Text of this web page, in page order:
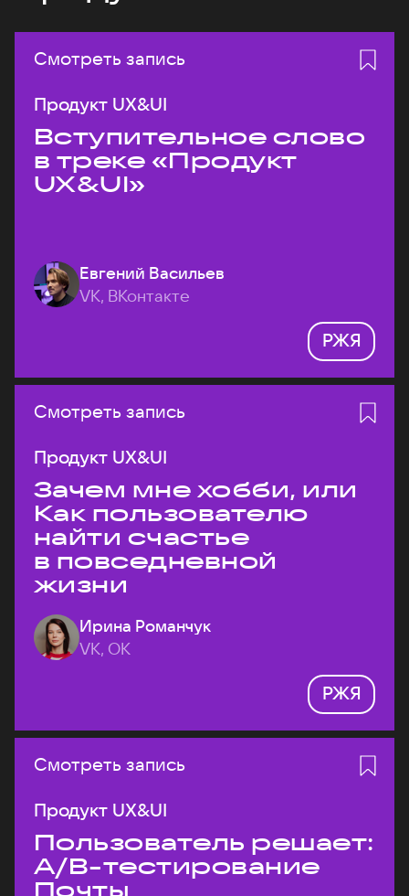
Смотреть запись
Продукт UX&UI
Вступительное слово
в треке «Продукт
UX&UI»
Евгений Васильев
VK, ВКонтакте
РЖЯ
Смотреть запись
Продукт UX&UI
Зачем мне хобби, или
Как пользователю
найти счастье
в повседневной
жизни
Ирина Романчук
VK, ОК
РЖЯ
Смотреть запись
Продукт UX&UI
Пользователь решает:
A/B-тестирование
Почты